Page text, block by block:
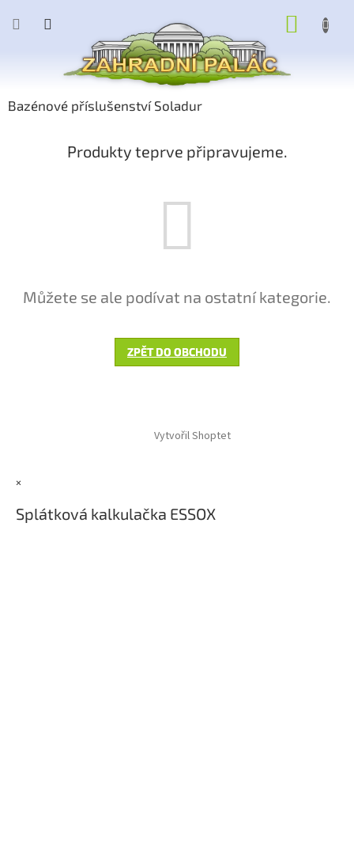
Bazénové příslušenství Soladur
Produkty teprve připravujeme.
Můžete se ale podívat na ostatní kategorie.
ZPĚT DO OBCHODU
Vytvořil Shoptet
×
Splátková kalkulačka ESSOX